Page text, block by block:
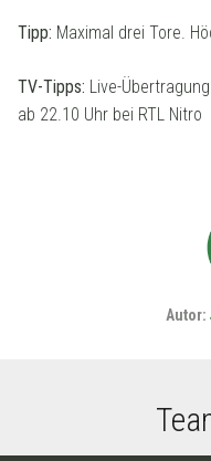
Tipp: Maximal drei Tore.
TV-Tipps: Live-
ab 22.10 Uhr bei RTL Nitro
Autor: